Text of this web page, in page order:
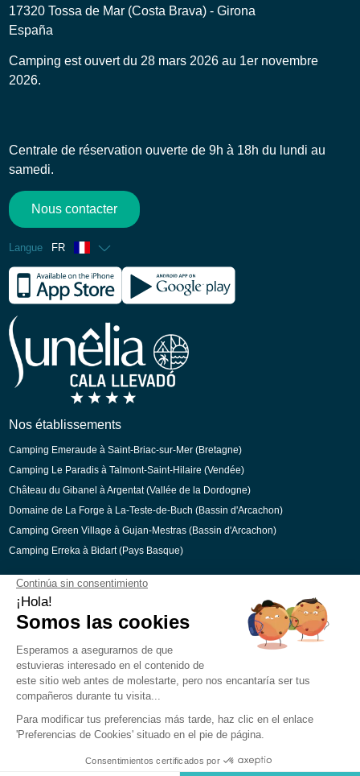
17320 Tossa de Mar (Costa Brava) - Girona
España
Camping est ouvert du 28 mars 2026 au 1er novembre
2026.
Centrale de réservation ouverte de 9h à 18h du lundi au
samedi.
Nous contacter
Langue FR
Anglais
Espagnol
Allemand
Italien
Néerlandais
Catalan
Nos établissements
Camping Emeraude à Saint-Briac-sur-Mer (Bretagne)
Camping Le Paradis à Talmont-Saint-Hilaire (Vendée)
Château du Gibanel à Argentat (Vallée de la Dordogne)
Domaine de La Forge à La-Teste-de-Buch (Bassin d'Arcachon)
Camping Green Village à Gujan-Mestras (Bassin d'Arcachon)
Camping Erreka à Bidart (Pays Basque)
Paiements sécurisés
Mentions légales
Préférences des Cookies
Recrutement
Plan du site